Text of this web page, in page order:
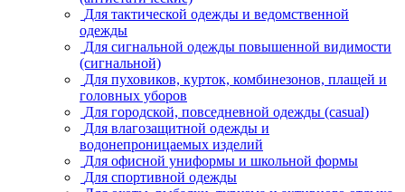
Для тактической одежды и ведомственной
одежды
Для сигнальной одежды повышенной видимости
(сигнальной)
Для пуховиков, курток, комбинезонов, плащей и
головных уборов
Для городской, повседневной одежды (casual)
Для влагозащитной одежды и
водонепроницаемых изделий
Для офисной униформы и школьной формы
Для спортивной одежды